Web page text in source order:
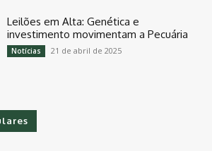
Leilões em Alta: Genética e
investimento movimentam a Pecuária
Notícias 21 de abril de 2025